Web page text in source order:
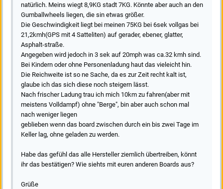
natürlich. Meins wiegt 8,9KG stadt 7KG. Könnte aber auch an den
Gumballwheels liegen, die sin etwas größer.
Die Geschwindigkeit liegt bei meinen 75KG bei 6sek vollgas bei
21,2kmh(GPS mit 4 Satteliten) auf gerader, ebener, glatter,
Asphalt-straße.
Angegeben wird jedoch in 3 sek auf 20mph was ca.32 kmh sind.
Bei Kindern oder ohne Personenladung haut das vieleicht hin.
Die Reichweite ist so ne Sache, da es zur Zeit recht kalt ist,
glaube ich das sich diese noch steigern lässt.
Nach frischer Ladung trau ich mich 10km zu fahren(aber mit
meistens Volldampf) ohne "Berge", bin aber auch schon mal
nach weniger liegen
geblieben wenn das board zwischen durch ein bis zwei Tage im
Keller lag, ohne geladen zu werden.
Habe das gefühl das alle Hersteller ziemlich übertreiben, könnt
ihr das bestätigen? Wie siehts mit euren anderen Boards aus?
Grüße